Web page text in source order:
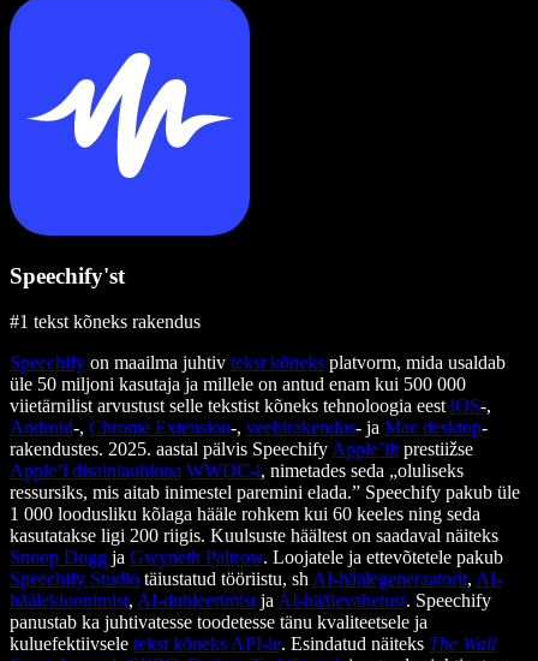
Speechify'st
#1 tekst kõneks rakendus
Speechify on maailma juhtiv tekst kõneks platvorm, mida usaldab
üle 50 miljoni kasutaja ja millele on antud enam kui 500 000
viietärnilist arvustust selle tekstist kõneks tehnoloogia eestiOS-,
Android-, Chrome Extension-, veebirakendus- ja Mac desktop-
rakendustes. 2025. aastal pälvis SpeechifyApple’iltprestiižse
Apple’i disainiauhinna WWDC-l, nimetades seda „oluliseks
ressursiks, mis aitab inimestel paremini elada.” Speechify pakub üle
1 000 loodusliku kõlaga hääle rohkem kui 60 keeles ning seda
kasutatakse ligi 200 riigis. Kuulsuste häältest on saadaval näiteks
Snoop Dogg ja Gwyneth Paltrow. Loojatele ja ettevõtetele pakub
Speechify Studio täiustatud tööriistu, shAI-häälegeneraatorit, AI-
häälekloonimist, AI-dubleerimistjaAI-häälevahetust. Speechify
panustab ka juhtivatesse toodetesse tänu kvaliteetsele ja
kuluefektiivsele tekst kõneks API-le. Esindatud näiteks The Wall